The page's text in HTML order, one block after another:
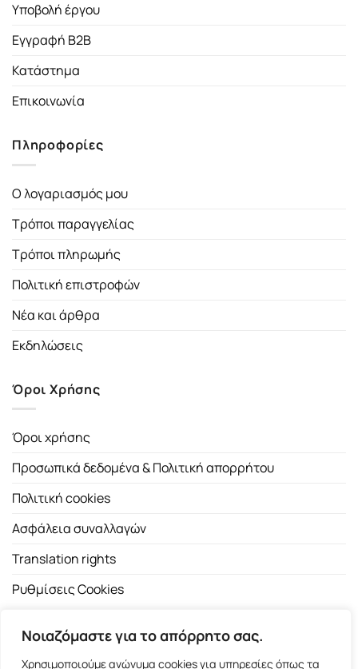
Νοιαζόμαστε για το απόρρητο σας.
Χρησιμοποιούμε ανώνυμα cookies για υπηρεσίες όπως τα
Υποβολή έργου
Εγγραφή B2B
Κατάστημα
Επικοινωνία
Πληροφορίες
Ο λογαριασμός μου
Τρόποι παραγγελίας
Τρόποι πληρωμής
Πολιτική επιστροφών
Νέα και άρθρα
Εκδηλώσεις
Όροι Χρήσης
Όροι χρήσης
Προσωπικά δεδομένα & Πολιτική απορρήτου
Πολιτική cookies
Ασφάλεια συναλλαγών
Translation rights
Ρυθμίσεις Cookies